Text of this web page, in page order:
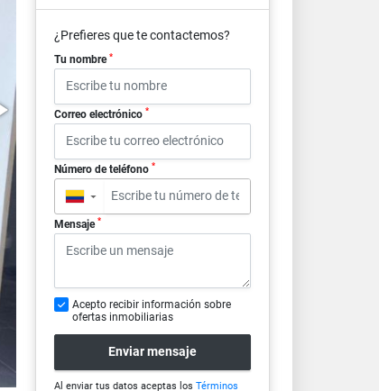
¿Prefieres que te contactemos?
Tu nombre *
Correo electrónico *
Número de teléfono *
▼
Mensaje *
Acepto recibir información sobre
ofertas inmobiliarias
Enviar mensaje
Al enviar tus datos aceptas los Términos